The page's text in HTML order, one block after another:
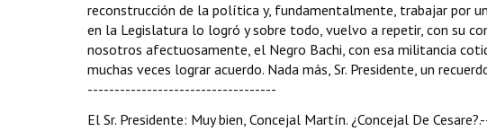
reconstrucción de la política y, fundamentalmente, trabajar por
en la Legislatura lo logró y sobre todo, vuelvo a repetir, con su
nosotros afectuosamente, el Negro Bachi, con esa militancia
muchas veces lograr acuerdo. Nada más, Sr. Presidente, un
-----------------------------------
El Sr. Presidente: Muy bien, Concejal Martín. ¿Concejal De